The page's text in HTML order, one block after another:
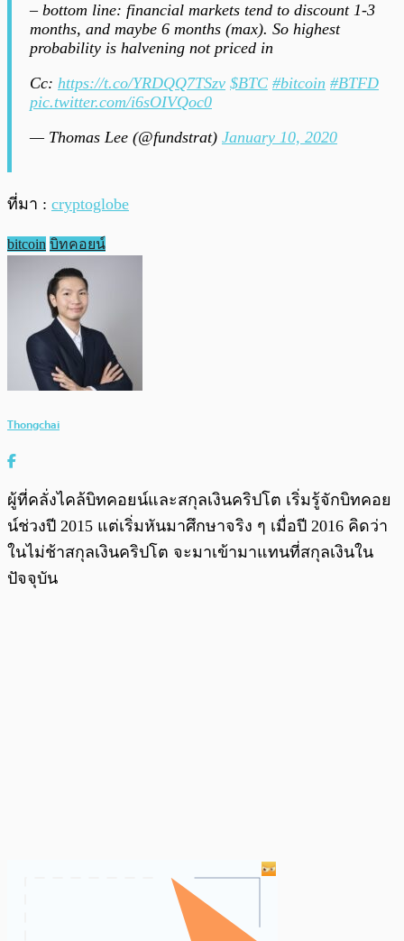
– bottom line: financial markets tend to discount 1-3
months, and maybe 6 months (max). So highest
probability is halvening not priced in
Cc: https://t.co/YRDQQ7TSzv $BTC #bitcoin #BTFD
pic.twitter.com/i6sOIVQoc0
— Thomas Lee (@fundstrat) January 10, 2020
ที่มา : cryptoglobe
bitcoin บิทคอยน์
Thongchai
ผู้ที่คลั่งไคล้บิทคอยน์และสกุลเงินคริปโต เริ่มรู้จักบิทคอย
น์ช่วงปี 2015 แต่เริ่มหันมาศึกษาจริง ๆ เมื่อปี 2016 คิดว่า
ในไม่ช้าสกุลเงินคริปโต จะมาเข้ามาแทนที่สกุลเงินใน
ปัจจุบัน